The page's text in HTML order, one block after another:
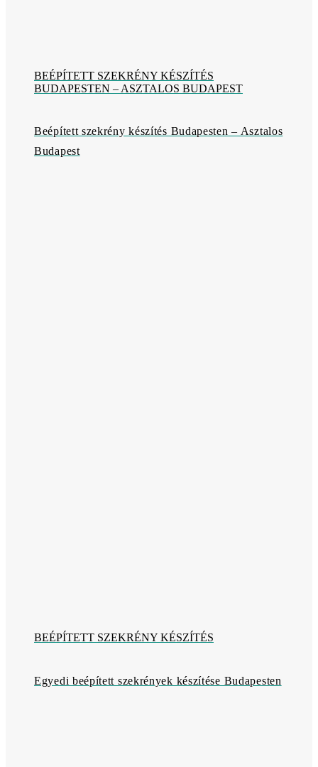
BEÉPÍTETT SZEKRÉNY KÉSZÍTÉS
BUDAPESTEN – ASZTALOS BUDAPEST
Beépített szekrény készítés Budapesten – Asztalos
Budapest
BEÉPÍTETT SZEKRÉNY KÉSZÍTÉS
Egyedi beépített szekrények készítése Budapesten